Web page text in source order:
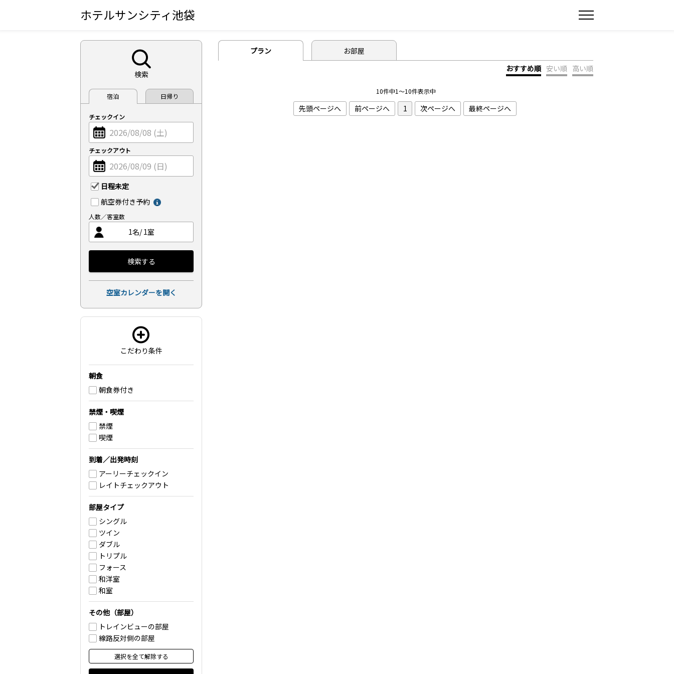
ホテルサンシティ池袋
検索
宿泊 日帰り
チェックイン
チェックアウト
日程未定
航空券付き予約
人数／客室数
1名/1室
検索する
空室カレンダーを開く
こだわり条件
朝食
朝食券付き
禁煙・喫煙
禁煙
喫煙
到着／出発時刻
アーリーチェックイン
レイトチェックアウト
部屋タイプ
シングル
ツイン
ダブル
トリプル
フォース
和洋室
和室
その他（部屋）
トレインビューの部屋
線路反対側の部屋
選択を全て解除する
プラン
お部屋
おすすめ順 安い順 高い順
10件中1～10件表示中
先頭ページへ 前ページへ 1 次ページへ 最終ページへ